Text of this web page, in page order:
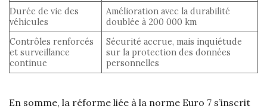
Durée de vie des
véhicules
Amélioration avec la durabilité
doublée à 200 000 km
Contrôles renforcés
et surveillance
continue
Sécurité accrue, mais inquiétude
sur la protection des données
personnelles
En somme, la réforme liée à la norme Euro 7 s’inscrit